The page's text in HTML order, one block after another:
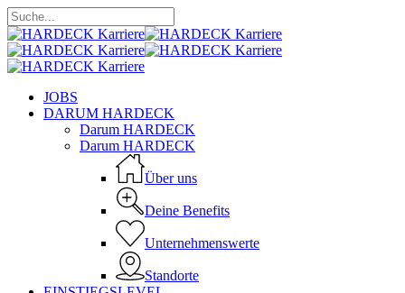
Skip
to
main
content
Close
Search
Menu
JOBS
DARUM HARDECK
Darum HARDECK
Darum HARDECK
Über uns
Deine Benefits
Unternehmenswerte
Standorte